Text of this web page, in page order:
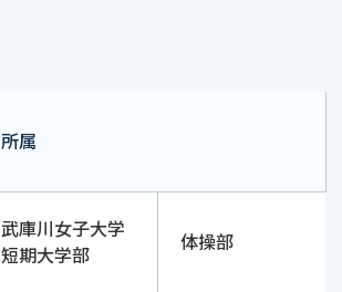
所属
武庫川女子大学
短期大学部
体操部